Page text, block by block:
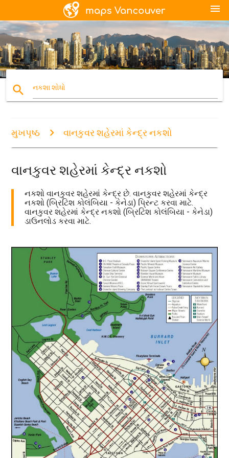
menu
search નકશા શોધો
મુખપૃષ્ઠ વાનકુવર શહેરમાં કેન્દ્ર નકશો
વાનકુવર શહેરમાં કેન્દ્ર નકશો
નકશો વાનકુવર શહેરમાં કેન્દ્ર છે. વાનકુવર શહેરમાં કેન્દ્ર
નકશો (બ્રિટિશ કોલંબિયા - કેનેડા) પ્રિન્ટ કરવા માટે.
વાનકુવર શહેરમાં કેન્દ્ર નકશો (બ્રિટિશ કોલંબિયા - કેનેડા)
ડાઉનલોડ કરવા માટે.